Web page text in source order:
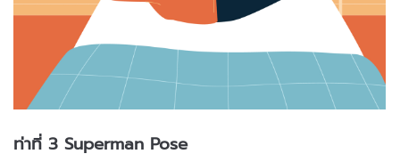
ท่าที่ 3 Superman Pose